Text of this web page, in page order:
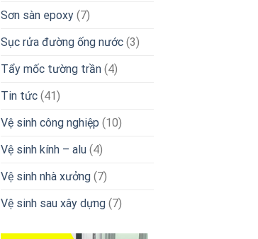
Sơn sàn epoxy(7)
Sục rửa đường ống nước(3)
Tẩy mốc tường trần(4)
Tin tức(41)
Vệ sinh công nghiệp (10)
Vệ sinh kính – alu(4)
Vệ sinh nhà xưởng(7)
Vệ sinh sau xây dựng(7)